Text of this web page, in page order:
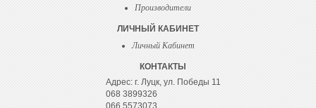
Производители
ЛИЧНЫЙ КАБИНЕТ
Личный Кабинет
КОНТАКТЫ
Адрес: г. Луцк, ул. Победы 11
068 3899326
066 5573073